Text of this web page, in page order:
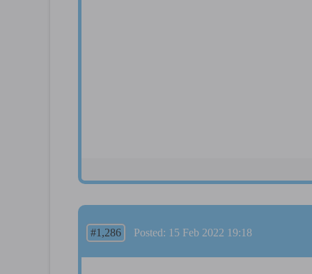
#1,286 Posted: 15 Feb 2022 19:18